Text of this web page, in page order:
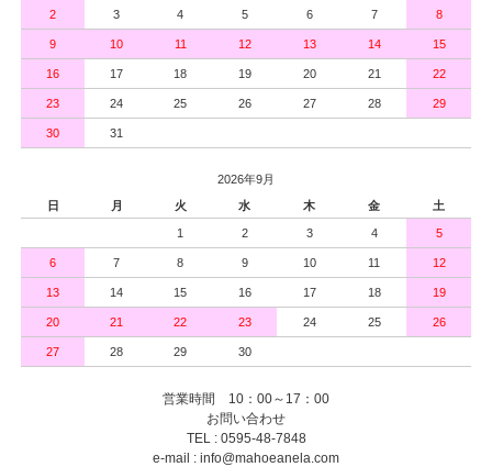
2 3 4 5 6 7 8
9 10 11 12 13 14 15
16 17 18 19 20 21 22
23 24 25 26 27 28 29
30 31
2026年9月
日
月 火 水 木 金 土
1 2 3 4 5
6 7 8 9 10 11 12
13 14 15 16 17 18 19
20 21 22 23 24 25 26
27 28 29 30
営業時間 10：00～17：00
お問い合わせ
TEL : 0595-48-7848
e-mail : info@mahoeanela.com